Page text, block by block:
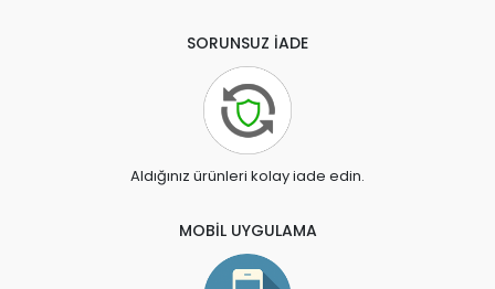
SORUNSUZ İADE
Aldığınız ürünleri kolay iade edin.
MOBİL UYGULAMA